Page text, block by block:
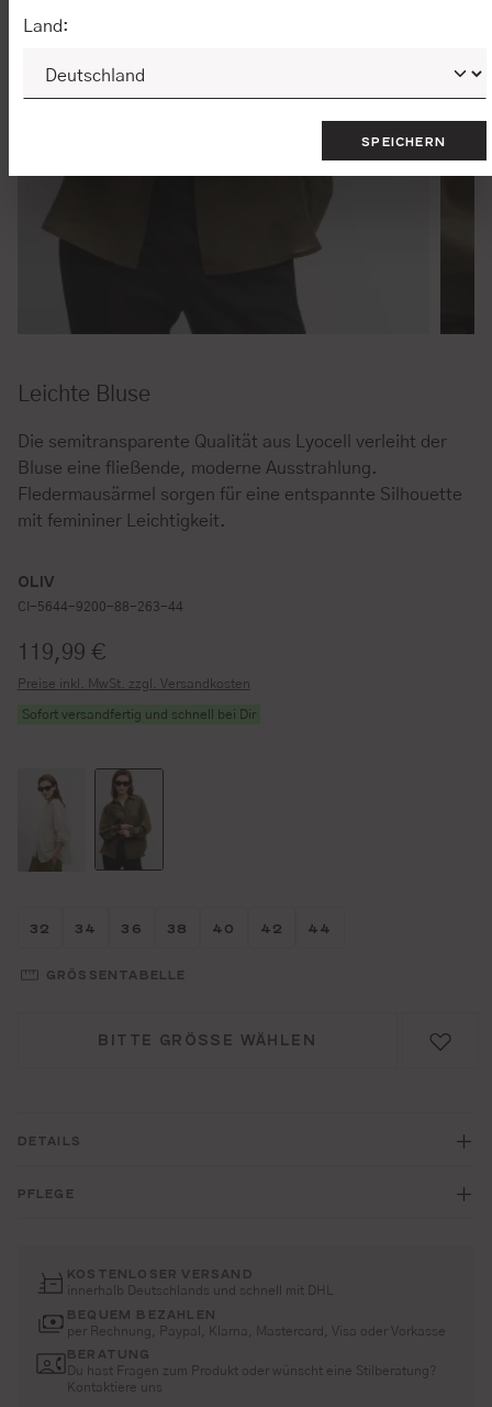
Leichte Bluse
Die semitransparente Qualität aus Lyocell verleiht der
Bluse eine fließende, moderne Ausstrahlung.
Fledermausärmel sorgen für eine entspannte Silhouette
mit femininer Leichtigkeit.
OLIV
CI-5644-9200-88-263-44
Regulärer Preis:
119,99 €
Preise inkl. MwSt. zzgl. Versandkosten
Sofort versandfertig und schnell bei Dir
Größe wählen
32 Größe wählen
34 Größe wählen
36 Größe wählen
38 Größe wählen
40 Größe wählen
42 Größe wählen
44
GRÖSSENTABELLE
BITTE GRÖSSE WÄHLEN
DETAILS
PFLEGE
KOSTENLOSER VERSAND
innerhalb Deutschlands und schnell mit DHL
BEQUEM BEZAHLEN
per Rechnung, Paypal, Klarna, Mastercard, Visa oder Vorkasse
BERATUNG
Du hast Fragen zum Produkt oder wünscht eine Stilberatung?
Kontaktiere uns
Land:
SPEICHERN